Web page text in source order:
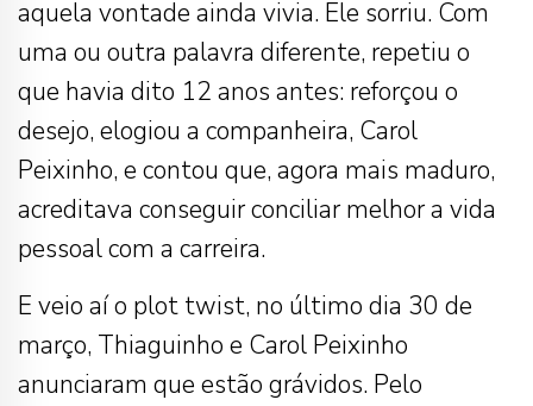
aquela vontade ainda vivia. Ele sorriu. Com
uma ou outra palavra diferente, repetiu o
que havia dito 12 anos antes: reforçou o
desejo, elogiou a companheira, Carol
Peixinho, e contou que, agora mais maduro,
acreditava conseguir conciliar melhor a vida
pessoal com a carreira.
E veio aí o plot twist, no último dia 30 de
março, Thiaguinho e Carol Peixinho
anunciaram que estão grávidos. Pelo